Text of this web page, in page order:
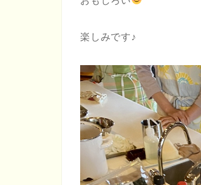
楽しみです♪